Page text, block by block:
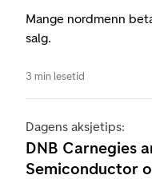
Mange nordmenn
salg.
3 min lesetid
Dagens aksjetips:
DNB Carnegies
Semiconductor